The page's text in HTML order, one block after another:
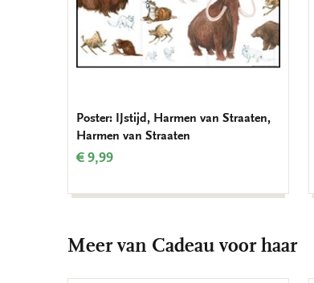
Poster: IJstijd, Harmen van Straaten,
Harmen van Straaten
€ 9,99
Meer van Cadeau voor haar